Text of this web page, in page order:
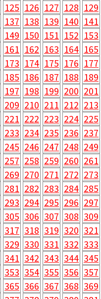
125 126 127 128 129
137 138 139 140 141
149 150 151 152 153
161 162 163 164 165
173 174 175 176 177
185 186 187 188 189
197 198 199 200 201
209 210 211 212 213
221 222 223 224 225
233 234 235 236 237
245 246 247 248 249
257 258 259 260 261
269 270 271 272 273
281 282 283 284 285
293 294 295 296 297
305 306 307 308 309
317 318 319 320 321
329 330 331 332 333
341 342 343 344 345
353 354 355 356 357
365 366 367 368 369